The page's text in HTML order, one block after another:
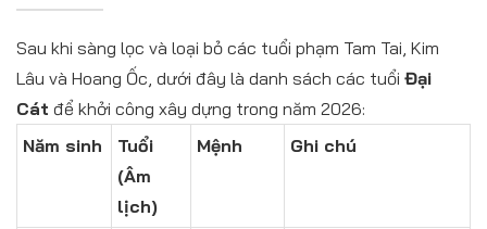
Sau khi sàng lọc và loại bỏ các tuổi phạm Tam Tai, Kim
Lâu và Hoang Ốc, dưới đây là danh sách các tuổi Đại
Cát để khởi công xây dựng trong năm 2026:
Năm sinh
Tuổi
(Âm
lịch)
Mệnh Ghi chú